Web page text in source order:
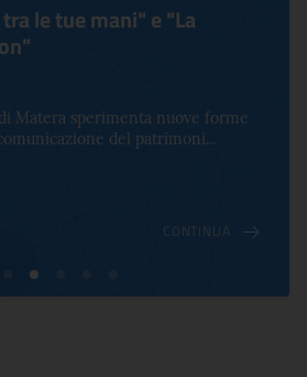
le tue mani" e "La
Matera sperimenta nuove forme
del patrimoni...
CONTINUA